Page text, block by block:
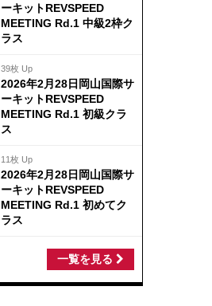
ーキットREVSPEED
MEETING Rd.1 中級2枠ク
ラス
39枚 Up
2026年2月28日岡山国際サ
ーキットREVSPEED
MEETING Rd.1 初級クラ
ス
11枚 Up
2026年2月28日岡山国際サ
ーキットREVSPEED
MEETING Rd.1 初めてク
ラス
一覧を見る